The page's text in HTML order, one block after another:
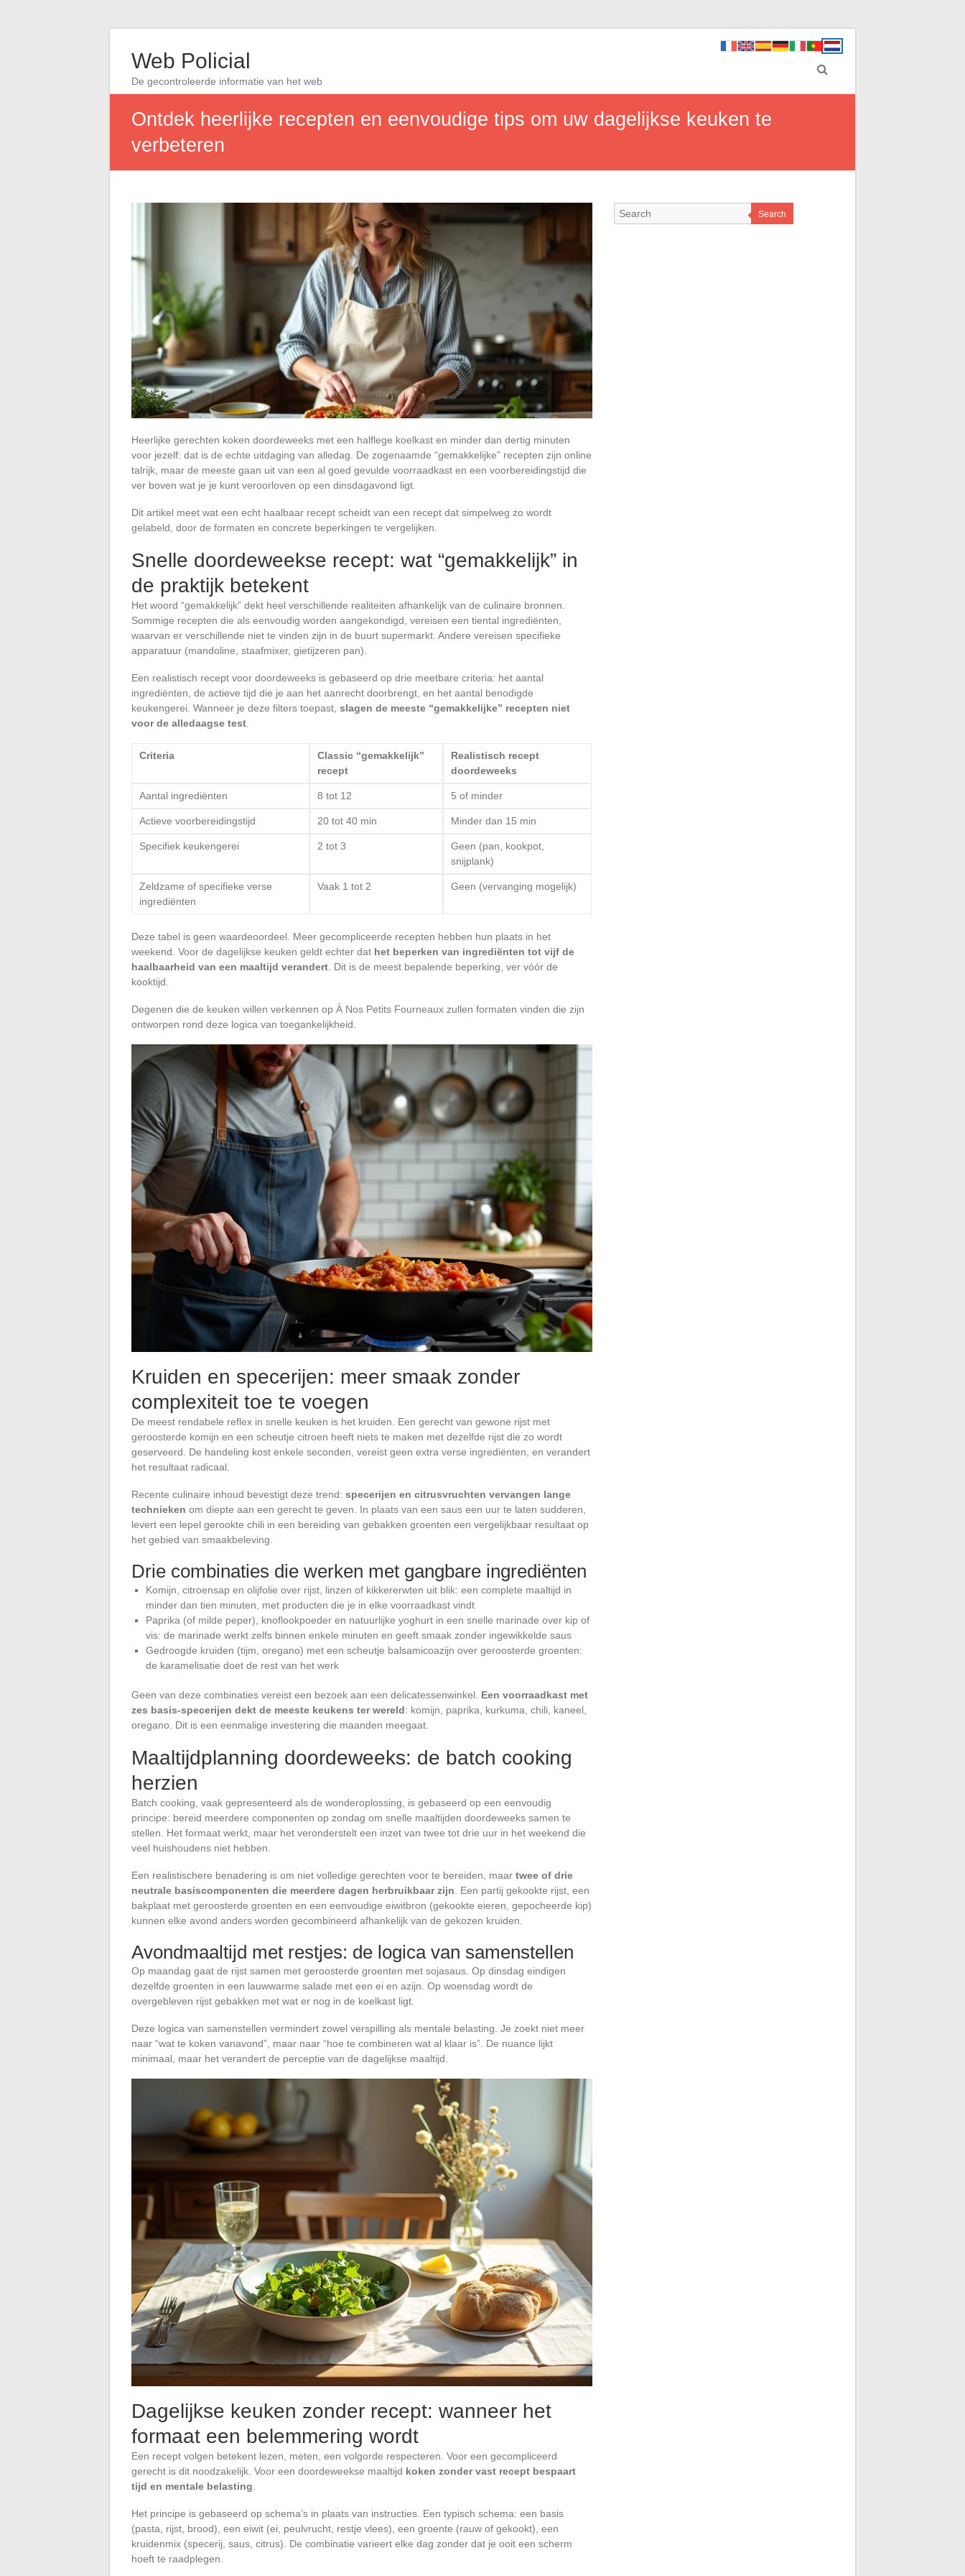
Web Policial
De gecontroleerde informatie van het web
Ontdek heerlijke recepten en eenvoudige tips om uw dagelijkse keuken te
verbeteren
Heerlijke gerechten koken doordeweeks met een halflege koelkast en minder dan dertig minuten
voor jezelf: dat is de echte uitdaging van alledag. De zogenaamde “gemakkelijke” recepten zijn online
talrijk, maar de meeste gaan uit van een al goed gevulde voorraadkast en een voorbereidingstijd die
ver boven wat je je kunt veroorloven op een dinsdagavond ligt.
Dit artikel meet wat een echt haalbaar recept scheidt van een recept dat simpelweg zo wordt
gelabeld, door de formaten en concrete beperkingen te vergelijken.
Snelle doordeweekse recept: wat “gemakkelijk” in
de praktijk betekent
Het woord “gemakkelijk” dekt heel verschillende realiteiten afhankelijk van de culinaire bronnen.
Sommige recepten die als eenvoudig worden aangekondigd, vereisen een tiental ingrediënten,
waarvan er verschillende niet te vinden zijn in de buurt supermarkt. Andere vereisen specifieke
apparatuur (mandoline, staafmixer, gietijzeren pan).
Een realistisch recept voor doordeweeks is gebaseerd op drie meetbare criteria: het aantal
ingrediënten, de actieve tijd die je aan het aanrecht doorbrengt, en het aantal benodigde
keukengerei. Wanneer je deze filters toepast, slagen de meeste “gemakkelijke” recepten niet
voor de alledaagse test
Criteria
Classic “gemakkelijk”
recept
Realistisch recept
doordeweeks
Aantal ingrediënten 8 tot 12 5 of minder
Actieve voorbereidingstijd 20 tot 40 min Minder dan 15 min
Specifiek keukengerei 2 tot 3
Geen (pan, kookpot,
snijplank)
Zeldzame of specifieke verse
ingrediënten
Vaak 1 tot 2 Geen (vervanging mogelijk)
Deze tabel is geen waardeoordeel. Meer gecompliceerde recepten hebben hun plaats in het
weekend. Voor de dagelijkse keuken geldt echter dat het beperken van ingrediënten tot vijf de
haalbaarheid van een maaltijd verandert . Dit is de meest bepalende beperking, ver vóór de
kooktijd.
Degenen die de keuken willen verkennen op À Nos Petits Fourneaux zullen formaten vinden die zijn
ontworpen rond deze logica van toegankelijkheid.
Kruiden en specerijen: meer smaak zonder
complexiteit toe te voegen
De meest rendabele reflex in snelle keuken is het kruiden. Een gerecht van gewone rijst met
geroosterde komijn en een scheutje citroen heeft niets te maken met dezelfde rijst die zo wordt
geserveerd. De handeling kost enkele seconden, vereist geen extra verse ingrediënten, en verandert
het resultaat radicaal.
Recente culinaire inhoud bevestigt deze trend: specerijen en citrusvruchten vervangen lange
technieken om diepte aan een gerecht te geven. In plaats van een saus een uur te laten sudderen,
levert een lepel gerookte chili in een bereiding van gebakken groenten een vergelijkbaar resultaat op
het gebied van smaakbeleving.
Drie combinaties die werken met gangbare ingrediënten
Komijn, citroensap en olijfolie over rijst, linzen of kikkererwten uit blik: een complete maaltijd in
minder dan tien minuten, met producten die je in elke voorraadkast vindt
Paprika (of milde peper), knoflookpoeder en natuurlijke yoghurt in een snelle marinade over kip of
vis: de marinade werkt zelfs binnen enkele minuten en geeft smaak zonder ingewikkelde saus
Gedroogde kruiden (tijm, oregano) met een scheutje balsamicoazijn over geroosterde groenten:
de karamelisatie doet de rest van het werk
Geen van deze combinaties vereist een bezoek aan een delicatessenwinkel. Een voorraadkast met
zes basis-specerijen dekt de meeste keukens ter wereld: komijn, paprika, kurkuma, chili, kaneel,
oregano. Dit is een eenmalige investering die maanden meegaat.
Maaltijdplanning doordeweeks: de batch cooking
herzien
Batch cooking, vaak gepresenteerd als de wonderoplossing, is gebaseerd op een eenvoudig
principe: bereid meerdere componenten op zondag om snelle maaltijden doordeweeks samen te
stellen. Het formaat werkt, maar het veronderstelt een inzet van twee tot drie uur in het weekend die
veel huishoudens niet hebben.
Een realistischere benadering is om niet volledige gerechten voor te bereiden, maar twee of drie
neutrale basiscomponenten die meerdere dagen herbruikbaar zijn . Een partij gekookte rijst, een
bakplaat met geroosterde groenten en een eenvoudige eiwitbron (gekookte eieren, gepocheerde kip)
kunnen elke avond anders worden gecombineerd afhankelijk van de gekozen kruiden.
Avondmaaltijd met restjes: de logica van samenstellen
Op maandag gaat de rijst samen met geroosterde groenten met sojasaus. Op dinsdag eindigen
dezelfde groenten in een lauwwarme salade met een ei en azijn. Op woensdag wordt de
overgebleven rijst gebakken met wat er nog in de koelkast ligt.
Deze logica van samenstellen vermindert zowel verspilling als mentale belasting. Je zoekt niet meer
naar “wat te koken vanavond”, maar naar “hoe te combineren wat al klaar is”. De nuance lijkt
minimaal, maar het verandert de perceptie van de dagelijkse maaltijd.
Dagelijkse keuken zonder recept: wanneer het
formaat een belemmering wordt
Een recept volgen betekent lezen, meten, een volgorde respecteren. Voor een gecompliceerd
gerecht is dit noodzakelijk. Voor een doordeweekse maaltijd koken zonder vast recept bespaart
tijd en mentale belasting
Het principe is gebaseerd op schema’s in plaats van instructies. Een typisch schema: een basis
(pasta, rijst, brood), een eiwit (ei, peulvrucht, restje vlees), een groente (rauw of gekookt), een
kruidenmix (specerij, saus, citrus). De combinatie varieert elke dag zonder dat je ooit een scherm
hoeft te raadplegen.
Search